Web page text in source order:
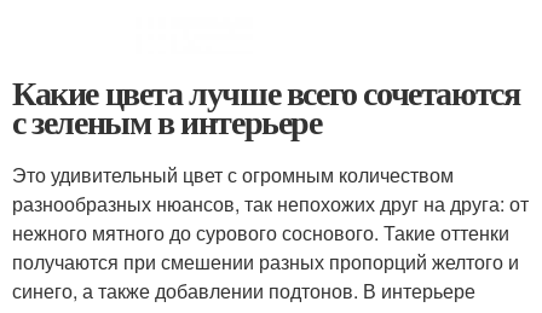
Какие цвета лучше всего сочетаются
с зеленым в интерьере
Это удивительный цвет с огромным количеством
разнообразных нюансов, так непохожих друг на друга: от
нежного мятного до сурового соснового. Такие оттенки
получаются при смешении разных пропорций желтого и
синего, а также добавлении подтонов. В интерьере